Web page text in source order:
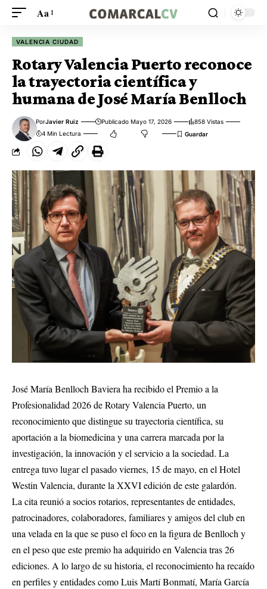
Aa
VALENCIA CIUDAD
Rotary Valencia Puerto reconoce
la trayectoria científica y
humana de José María Benlloch
PorJavier Ruiz Publicado Mayo 17, 2026
858 Vistas
4 Min Lectura
José María Benlloch Baviera ha recibido el Premio a la
Profesionalidad 2026 de Rotary Valencia Puerto, un
reconocimiento que distingue su trayectoria científica, su
aportación a la biomedicina y una carrera marcada por la
investigación, la innovación y el servicio a la sociedad. La
entrega tuvo lugar el pasado viernes, 15 de mayo, en el Hotel
Westin Valencia, durante la XXVI edición de este galardón.
La cita reunió a socios rotarios, representantes de entidades,
patrocinadores, colaboradores, familiares y amigos del club en
una velada en la que se puso el foco en la figura de Benlloch y
en el peso que este premio ha adquirido en Valencia tras 26
ediciones. A lo largo de su historia, el reconocimiento ha recaído
en perfiles y entidades como Luis Martí Bonmatí, María García